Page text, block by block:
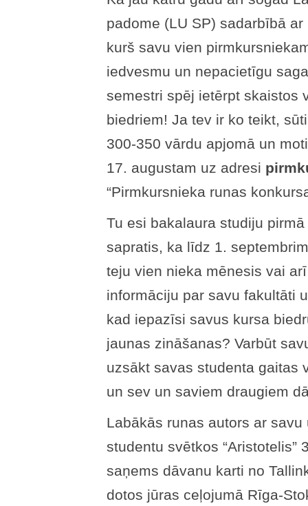
padome (LU SP) sadarbībā ar
kurš savu vien
iedvesmu un nepacietīgu
semestri spēj ietērpt skaistos
biedriem! Ja tev ir ko teikt,
300-350 vārdu apjomā un
17. augustam uz adresi
“Pirmkursnieka runas
Tu esi bakalaura studiju
sapratis, ka līdz 1.
teju vien nieka mēnesis vai
informāciju par savu fakultāti
kad iepazīsi savus kursa
jaunas zināšanas? Varbūt
uzsākt savas studenta gaitas
un sev un saviem draugiem
Labākās runas autors ar
studentu svētkos “Aristotelis”
saņems dāvanu karti no
dotos jūras ceļojumā Rīga-